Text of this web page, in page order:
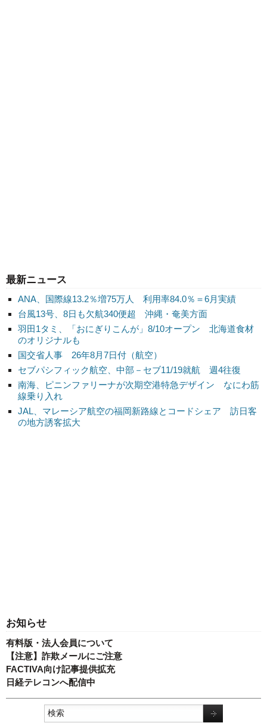
最新ニュース
ANA、国際線13.2％増75万人 利用率84.0％＝6月実績
台風13号、8日も欠航340便超 沖縄・奄美方面
羽田1タミ、「おにぎりこんが」8/10オープン 北海道食材
のオリジナルも
国交省人事 26年8月7日付（航空）
セブパシフィック航空、中部－セブ11/19就航 週4往復
南海、ピニンファリーナが次期空港特急デザイン なにわ筋
線乗り入れ
JAL、マレーシア航空の福岡新路線とコードシェア 訪日客
の地方誘客拡大
お知らせ
有料版・法人会員について
【注意】詐欺メールにご注意
FACTIVA向け記事提供拡充
日経テレコンへ配信中